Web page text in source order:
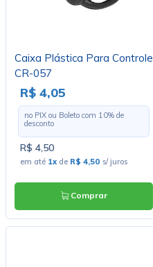
Caixa Plástica Para Controle
CR-057
R$ 4,05
no PIX ou Boleto com 10% de
desconto
R$ 4,50
em até 1x de R$ 4,50 s/ juros
Comprar